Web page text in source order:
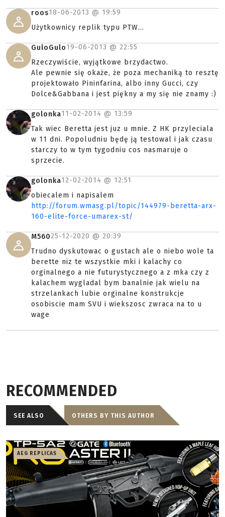
roos18-06-2013 @ 19:59
Użytkownicy replik typu PTW...
GuloGulo19-06-2013 @ 22:55
Rzeczywiście, wyjątkowe brzydactwo.
Ale pewnie się okaże, że poza mechaniką to resztę
projektowało Pininfarina, albo inny Gucci, czy
Dolce&Gabbana i jest piękny a my się nie znamy :)
golonka11-02-2014 @ 13:59
Tak wiec Beretta jest juz u mnie. Z HK przyleciala
w 11 dni. Popoludniu będę ją testowal i jak czasu
starczy to w tym tygodniu cos nasmaruje o
sprzecie.
golonka12-02-2014 @ 12:51
obiecalem i napisalem
http://forum.wmasg.pl/topic/144979-beretta-arx-
160-elite-force-umarex-st/
M56025-12-2020 @ 20:39
Trudno dyskutowac o gustach ale o niebo wole ta
berette niz te wszystkie mki i kalachy co
orginalnego a nie futurystycznego a z mka czy z
kalachem wygladal bym banalnie jak wielu na
strzelankach lubie orginalne konstrukcje
osobiscie mam SVU i wiekszosc zwraca na to u
wage
RECOMMENDED
SEE ALSO OTHERS BY THIS AUTHOR
AEG REPLICAS